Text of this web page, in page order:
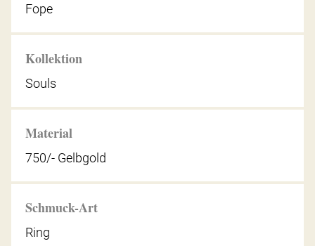
Fope
Kollektion
Souls
Material
750/- Gelbgold
Schmuck-Art
Ring